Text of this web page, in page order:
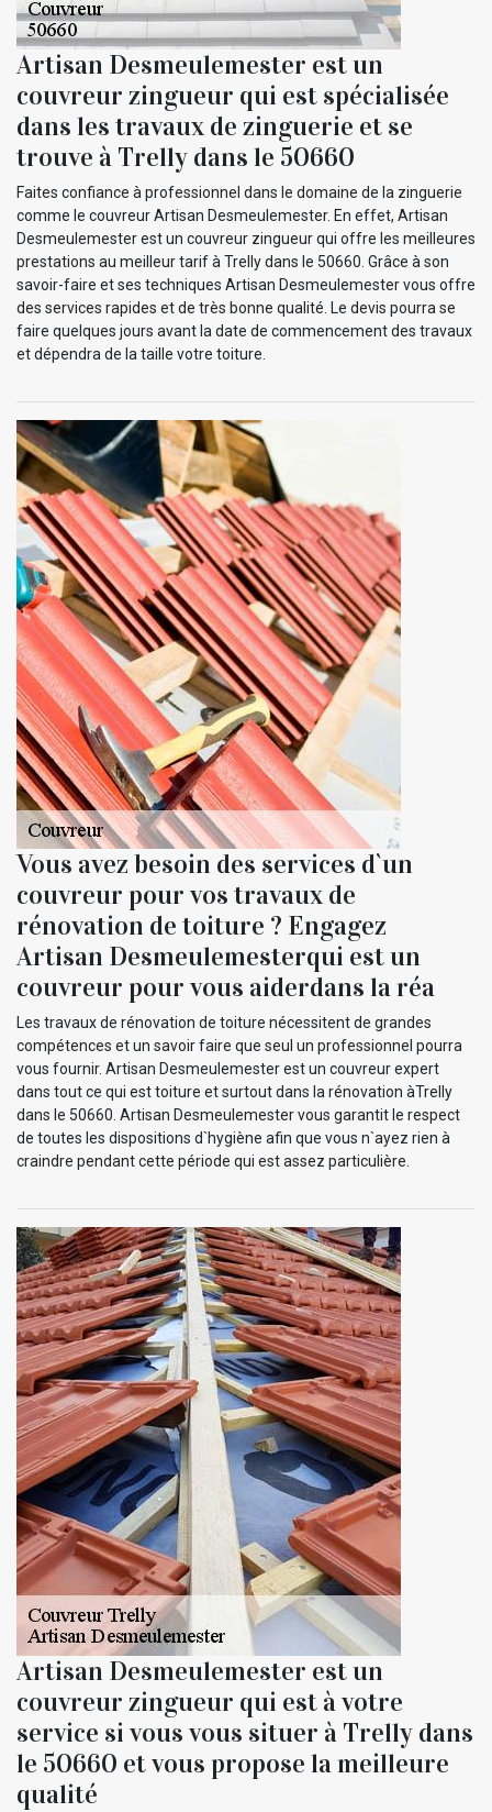
Artisan Desmeulemester est un
couvreur zingueur qui est spécialisée
dans les travaux de zinguerie et se
trouve à Trelly dans le 50660
Faites confiance à professionnel dans le domaine de la zinguerie
comme le couvreur Artisan Desmeulemester. En effet, Artisan
Desmeulemester est un couvreur zingueur qui offre les meilleures
prestations au meilleur tarif à Trelly dans le 50660. Grâce à son
savoir-faire et ses techniques Artisan Desmeulemester vous offre
des services rapides et de très bonne qualité. Le devis pourra se
faire quelques jours avant la date de commencement des travaux
et dépendra de la taille votre toiture.
Vous avez besoin des services d`un
couvreur pour vos travaux de
rénovation de toiture ? Engagez
Artisan Desmeulemesterqui est un
couvreur pour vous aiderdans la réa
Les travaux de rénovation de toiture nécessitent de grandes
compétences et un savoir faire que seul un professionnel pourra
vous fournir. Artisan Desmeulemester est un couvreur expert
dans tout ce qui est toiture et surtout dans la rénovation àTrelly
dans le 50660. Artisan Desmeulemester vous garantit le respect
de toutes les dispositions d`hygiène afin que vous n`ayez rien à
craindre pendant cette période qui est assez particulière.
Artisan Desmeulemester est un
couvreur zingueur qui est à votre
service si vous vous situer à Trelly dans
le 50660 et vous propose la meilleure
qualité